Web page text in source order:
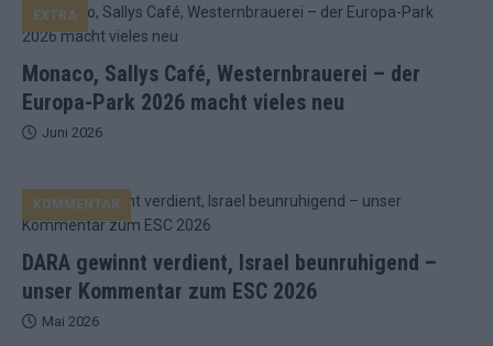
Monaco, Sallys Café, Westernbrauerei – der
Europa-Park 2026 macht vieles neu
EXTRA
Juni 2026
DARA gewinnt verdient, Israel beunruhigend –
unser Kommentar zum ESC 2026
KOMMENTAR
Mai 2026